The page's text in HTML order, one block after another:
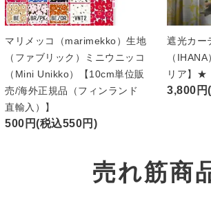
マリメッコ（marimekko）生地
（ファブリック）ミニウニッコ
（Mini Unikko）【10cm単位販
売/海外正規品（フィンランド
直輸入）】
500円(税込550円)
遮光カー
（
リア】★
3,800円
売れ筋商